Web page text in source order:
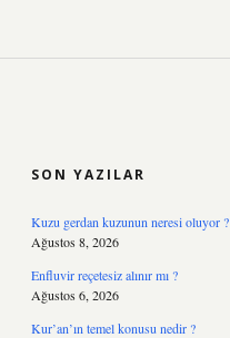
SON YAZILAR
Kuzu gerdan kuzunun neresi oluyor ?
Ağustos 8, 2026
Enfluvir reçetesiz alınır mı ?
Ağustos 6, 2026
Kur’an’ın temel konusu nedir ?